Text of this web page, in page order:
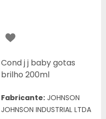
Cond j j baby gotas
brilho 200ml
Fabricante: JOHNSON
JOHNSON INDUSTRIAL LTDA